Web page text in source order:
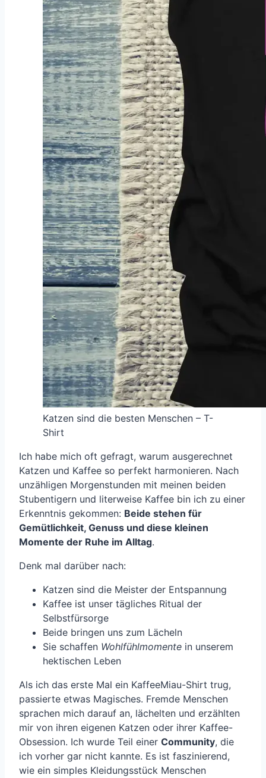
Katzen sind die besten Menschen – T-
Shirt
Ich habe mich oft gefragt, warum ausgerechnet
Katzen und Kaffee so perfekt harmonieren. Nach
unzähligen Morgenstunden mit meinen beiden
Stubentigern und literweise Kaffee bin ich zu einer
Erkenntnis gekommen: Beide stehen für
Gemütlichkeit, Genuss und diese kleinen
Momente der Ruhe im Alltag.
Denk mal darüber nach:
Katzen sind die Meister der Entspannung
Kaffee ist unser tägliches Ritual der
Selbstfürsorge
Beide bringen uns zum Lächeln
Sie schaffen Wohlfühlmomente in unserem
hektischen Leben
Als ich das erste Mal ein KaffeeMiau-Shirt trug,
passierte etwas Magisches. Fremde Menschen
sprachen mich darauf an, lächelten und erzählten
mir von ihren eigenen Katzen oder ihrer Kaffee-
Obsession. Ich wurde Teil einer Community, die
ich vorher gar nicht kannte. Es ist faszinierend,
wie ein simples Kleidungsstück Menschen